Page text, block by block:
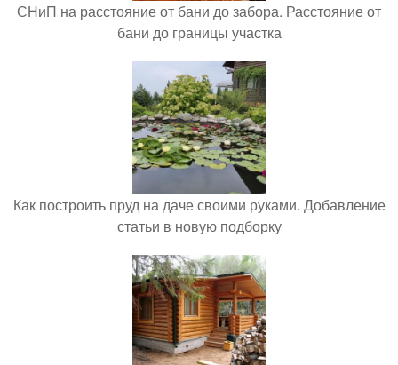
СНиП на расстояние от бани до забора. Расстояние от
бани до границы участка
Как построить пруд на даче своими руками. Добавление
статьи в новую подборку